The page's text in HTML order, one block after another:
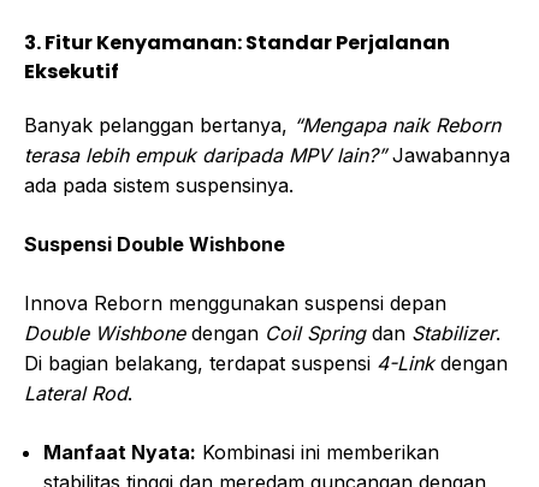
3. Fitur Kenyamanan: Standar Perjalanan
Eksekutif
Banyak pelanggan bertanya, “Mengapa naik Reborn
terasa lebih empuk daripada MPV lain?”Jawabannya
ada pada sistem suspensinya.
Suspensi Double Wishbone
Innova Reborn menggunakan suspensi depan
Double Wishbonedengan Coil Springdan Stabilizer.
Di bagian belakang, terdapat suspensi 4-Linkdengan
Lateral Rod.
Manfaat Nyata: Kombinasi ini memberikan
stabilitas tinggi dan meredam guncangan dengan